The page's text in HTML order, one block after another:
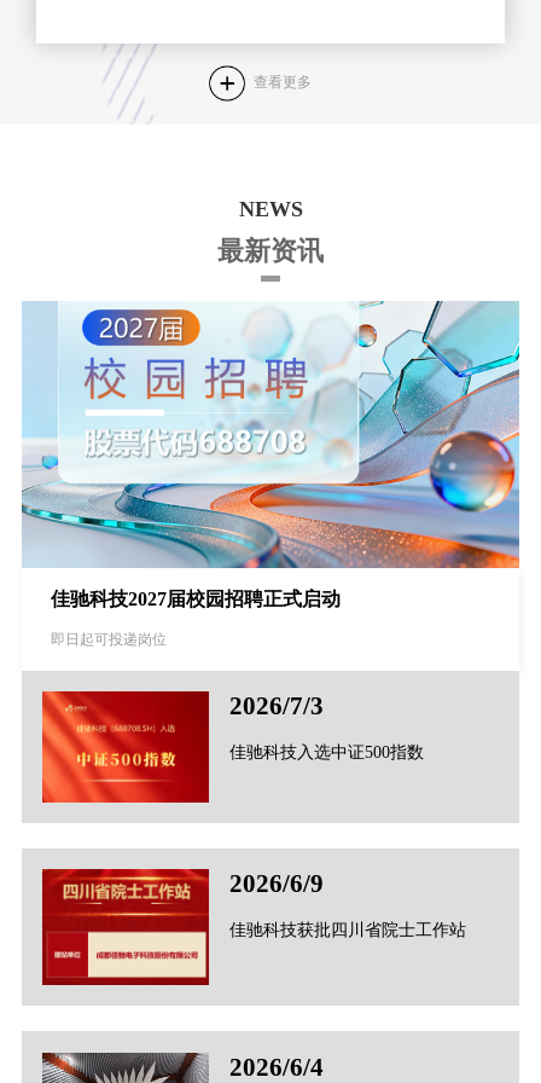
查看更多
NEWS
最新资讯
佳驰科技2027届校园招聘正式启动
即日起可投递岗位
2026/7/3
佳驰科技入选中证500指数
2026/6/9
佳驰科技获批四川省院士工作站
2026/6/4